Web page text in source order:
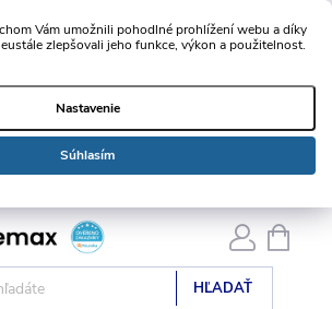
Vám umožnili pohodlné prohlížení webu a díky
zlepšovali jeho funkce, výkon a použitelnost.
Nastavenie
Súhlasím
HĽADAŤ
KOŠÍK